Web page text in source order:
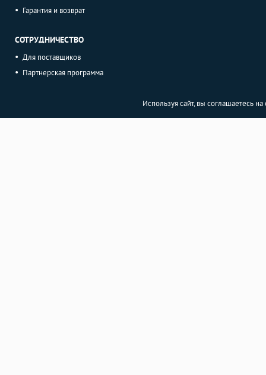
Гарантия и возврат
СОТРУДНИЧЕСТВО
Для поставщиков
Партнерская программа
Используя сайт, вы соглашаетесь